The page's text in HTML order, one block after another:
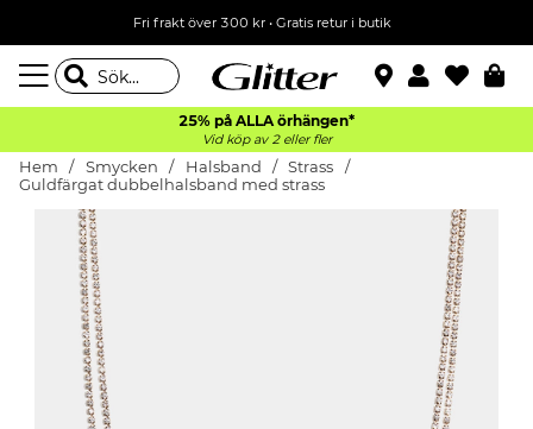
Fri frakt över 300 kr• Gratis retur i butik
25% på ALLA örhängen*
Vid köp av 2 eller fler
Hem Smycken Halsband
Strass
Guldfärgat dubbelhalsband med strass